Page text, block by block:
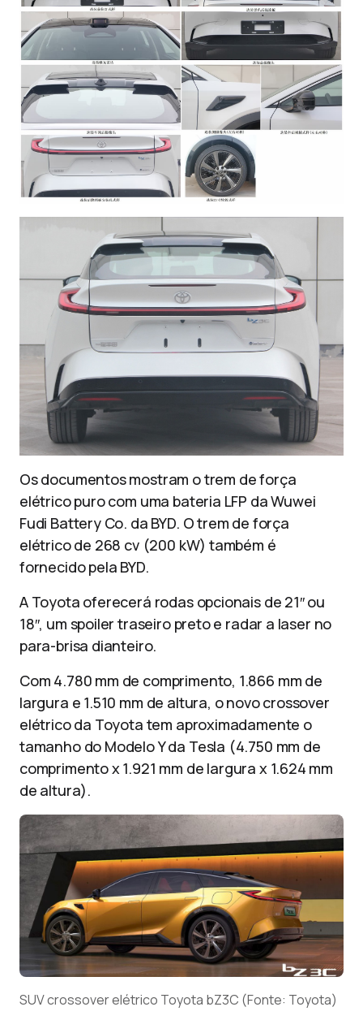
Os documentos mostram o trem de força
elétrico puro com uma bateria LFP da Wuwei
Fudi Battery Co. da BYD. O trem de força
elétrico de 268 cv (200 kW) também é
fornecido pela BYD.
A Toyota oferecerá rodas opcionais de 21″ ou
18″, um spoiler traseiro preto e radar a laser no
para-brisa dianteiro.
Com 4.780 mm de comprimento, 1.866 mm de
largura e 1.510 mm de altura, o novo crossover
elétrico da Toyota tem aproximadamente o
tamanho do Modelo Y da Tesla (4.750 mm de
comprimento x 1.921 mm de largura x 1.624 mm
de altura).
SUV crossover elétrico Toyota bZ3C (Fonte: Toyota)